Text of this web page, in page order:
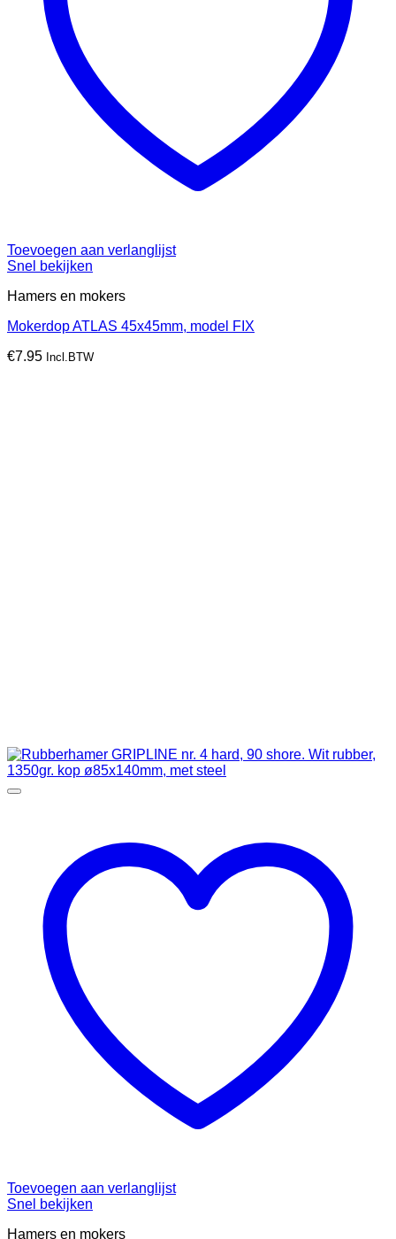
Toevoegen aan verlanglijst
Snel bekijken
Hamers en mokers
Mokerdop ATLAS 45x45mm, model FIX
€7.95 Incl.BTW
Toevoegen aan verlanglijst
Snel bekijken
Hamers en mokers